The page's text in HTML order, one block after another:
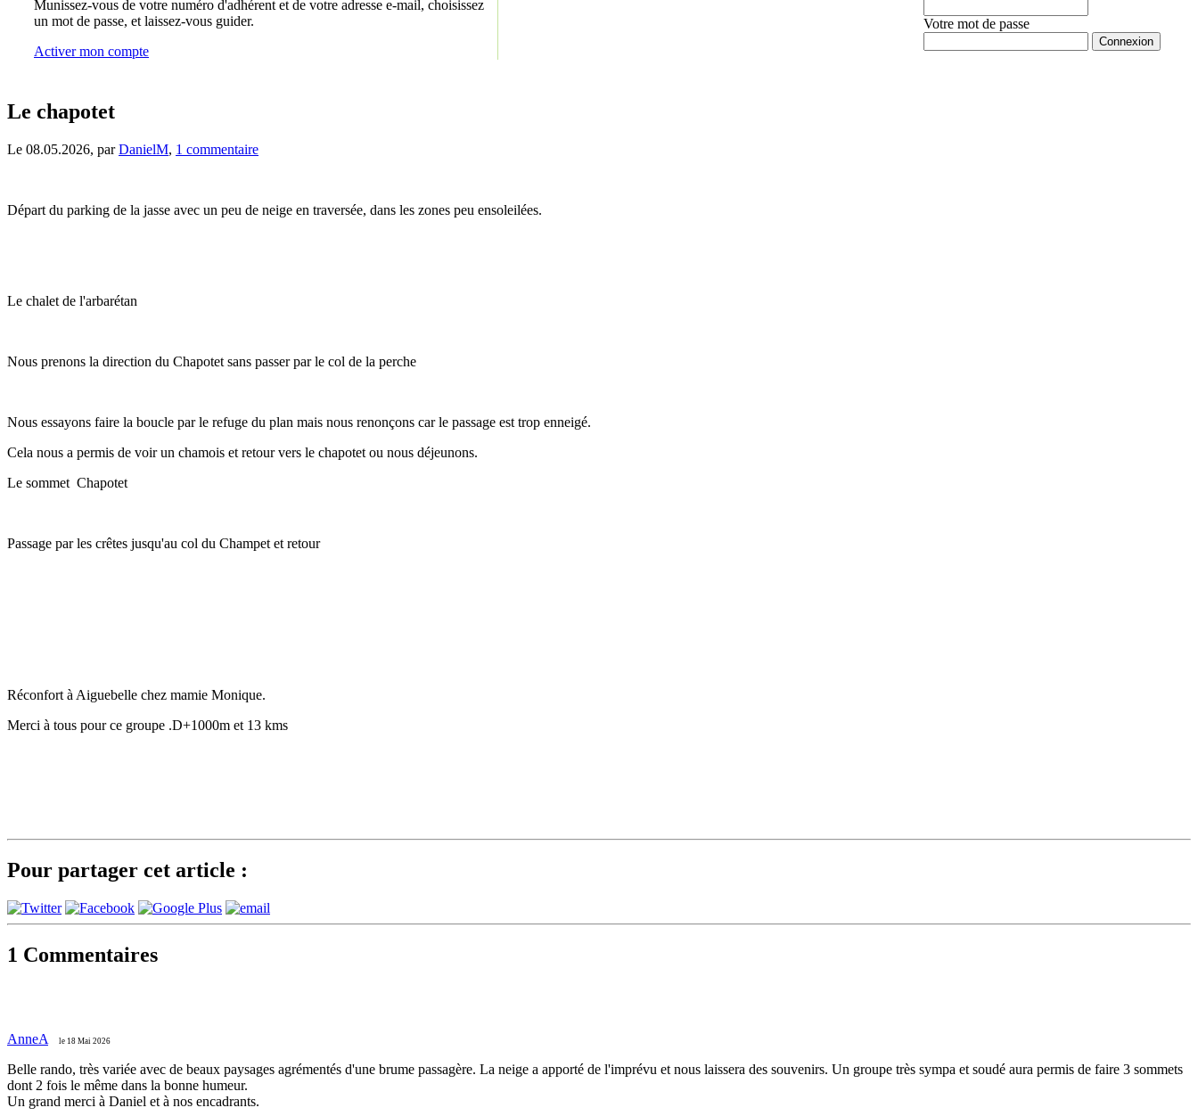
Munissez-vous de votre numéro d'adhérent et de votre adresse e-mail, choisissez
un mot de passe, et laissez-vous guider.
Activer mon compte
Votre mot de passe
Le chapotet
Le 08.05.2026, parDanielM, 1 commentaire
Départ du parking de la jasse avec un peu de neige en traversée, dans les zones peu ensoleilées.
Le chalet de l'arbarétan
Nous prenons la direction du Chapotet sans passer par le col de la perche
Nous essayons faire la boucle par le refuge du plan mais nous renonçons car le passage est trop enneigé.
Cela nous a permis de voir un chamois et retour vers le chapotet ou nous déjeunons.
Le sommet Chapotet
Passage par les crêtes jusqu'au col du Champet et retour
Réconfort à Aiguebelle chez mamie Monique.
Merci à tous pour ce groupe .D+1000m et 13 kms
Pour partager cet article :
1 Commentaires
AnneA le 18 Mai 2026
Belle rando, très variée avec de beaux paysages agrémentés d'une brume passagère. La neige a apporté de l'imprévu et nous laissera des souvenirs. Un groupe très sympa et soudé aura permis de faire 3 sommets
dont 2 fois le même dans la bonne humeur.
Un grand merci à Daniel et à nos encadrants.